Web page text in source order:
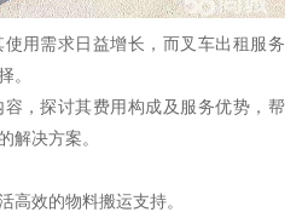
用需求日益增长，而叉车出租服务
。
，探讨其费用构成及服务优势，帮
解决方案。
高效的物料搬运支持。